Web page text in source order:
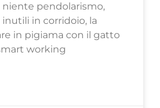
niente pendolarismo,
in corridoio, la
in pigiama con il gatto
working